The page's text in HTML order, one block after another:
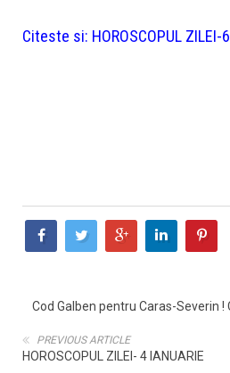
Citeste si: HOROSCOPUL ZILEI-
Cod Galben pentru Caras-Severin
PREVIOUS ARTICLE
HOROSCOPUL ZILEI- 4 IANUARIE